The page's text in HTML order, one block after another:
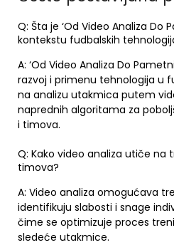
Q: Šta je ‘Od Video Analiza Do
kontekstu fudbalskih
A: ‘Od Video Analiza Do
razvoj i primenu tehnologija u
na analizu utakmica putem
naprednih algoritama za
i timova.
Q: Kako video analiza utiče na
timova?
A: Video analiza omogućava
identifikuju slabosti i snage
čime se optimizuje proces
sledeće utakmice.